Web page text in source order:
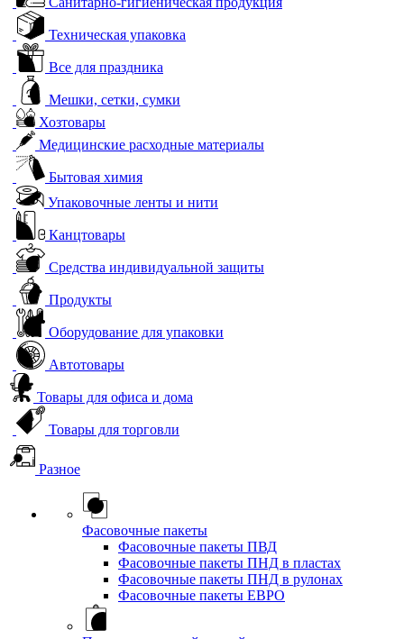
Техническая упаковка
Все для праздника
Мешки, сетки, сумки
Хозтовары
Медицинские расходные материалы
Бытовая химия
Упаковочные ленты и нити
Канцтовары
Средства индивидуальной защиты
Продукты
Оборудование для упаковки
Автотовары
Товары для офиса и дома
Товары для торговли
Разное
Фасовочные пакеты
Фасовочные пакеты ПВД
Фасовочные пакеты ПНД в пластах
Фасовочные пакеты ПНД в рулонах
Фасовочные пакеты ЕВРО